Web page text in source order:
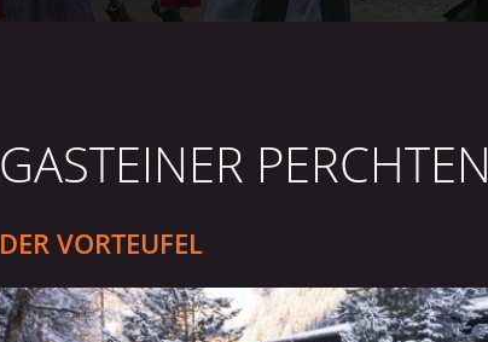
GASTEINER PERCHTEN
DER VORTEUFEL